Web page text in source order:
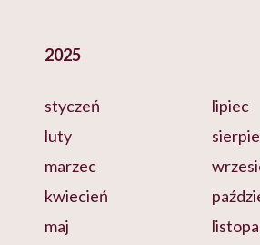
2025
styczeń
luty
marzec
kwiecień
maj
lipiec